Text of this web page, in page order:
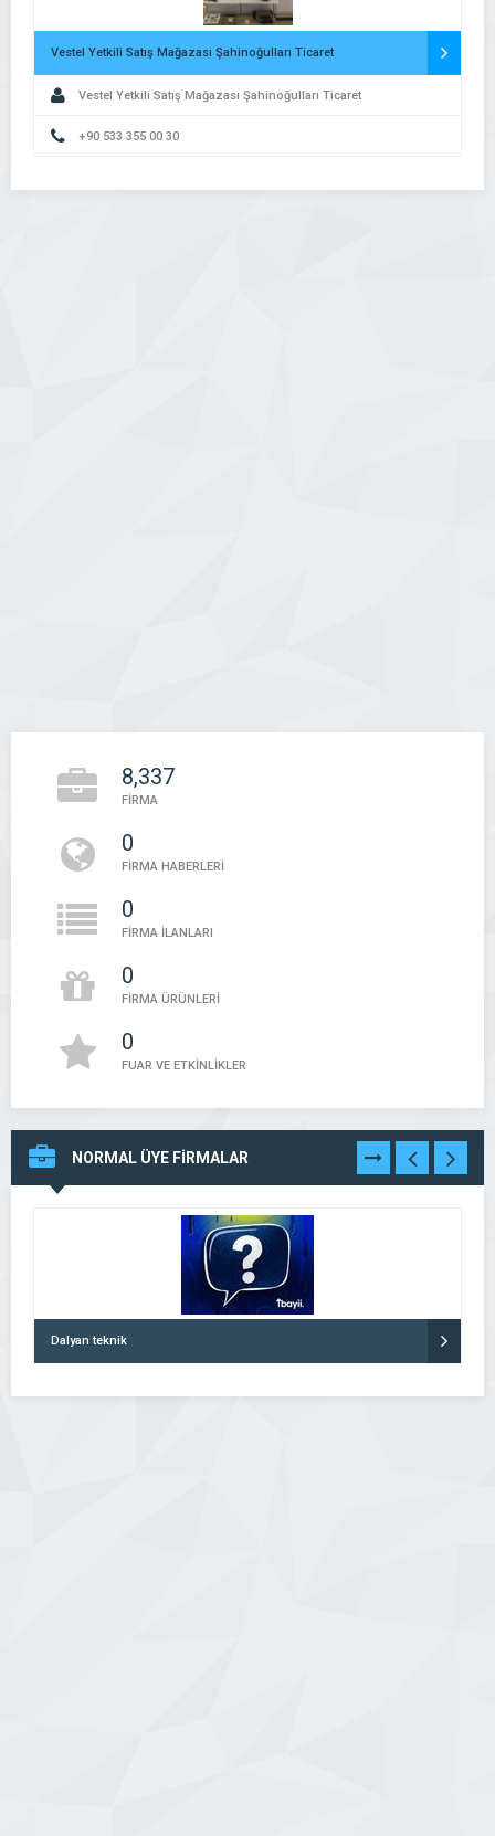
Vestel Yetkili Satış Mağazası Şahinoğulları Ticaret
Vestel Yetkili Satış Mağazası Şahinoğulları Ticaret
+90 533 355 00 30
8,337
FİRMA
0
FİRMA HABERLERİ
0
FİRMA İLANLARI
0
FİRMA ÜRÜNLERİ
0
FUAR VE ETKİNLİKLER
NORMAL ÜYE FİRMALAR TÜMÜNÜ
GÖR
Dalyan teknik